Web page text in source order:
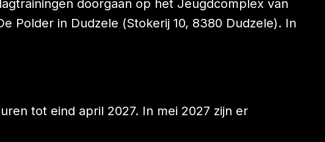
doorgaan op het Jeugdcomplex van
Polder in Dudzele (Stokerij 10, 8380 Dudzele). In
tot eind april 2027. In mei 2027 zijn er